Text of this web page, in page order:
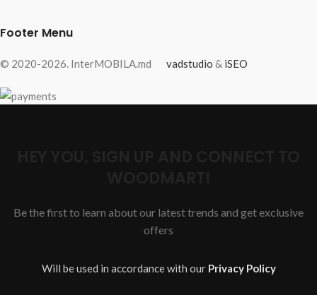
Footer Menu
© 2020-2026. InterMOBILA.md vadstudio & iSEO
Be the first to learn about our latest trends and get exclusive
offers
Will be used in accordance with our Privacy Policy